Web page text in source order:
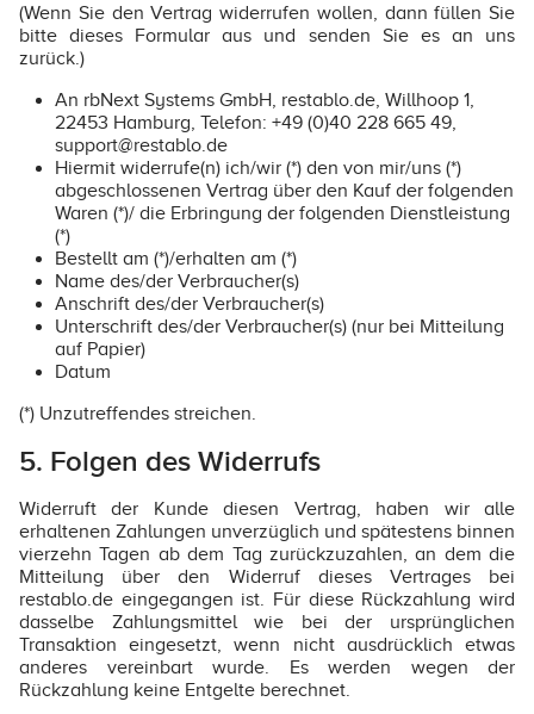
(Wenn Sie den Vertrag widerrufen wollen, dann füllen Sie
bitte dieses Formular aus und senden Sie es an uns
zurück.)
An rbNext Systems GmbH, restablo.de, Willhoop 1,
22453 Hamburg, Telefon: +49 (0)40 228 665 49,
support@restablo.de
Hiermit widerrufe(n) ich/wir (*) den von mir/uns (*)
abgeschlossenen Vertrag über den Kauf der folgenden
Waren (*)/ die Erbringung der folgenden Dienstleistung
(*)
Bestellt am (*)/erhalten am (*)
Name des/der Verbraucher(s)
Anschrift des/der Verbraucher(s)
Unterschrift des/der Verbraucher(s) (nur bei Mitteilung
auf Papier)
Datum
(*) Unzutreffendes streichen.
5. Folgen des Widerrufs
Widerruft der Kunde diesen Vertrag, haben wir alle
erhaltenen Zahlungen unverzüglich und spätestens binnen
vierzehn Tagen ab dem Tag zurückzuzahlen, an dem die
Mitteilung über den Widerruf dieses Vertrages bei
restablo.de eingegangen ist. Für diese Rückzahlung wird
dasselbe Zahlungsmittel wie bei der ursprünglichen
Transaktion eingesetzt, wenn nicht ausdrücklich etwas
anderes vereinbart wurde. Es werden wegen der
Rückzahlung keine Entgelte berechnet.